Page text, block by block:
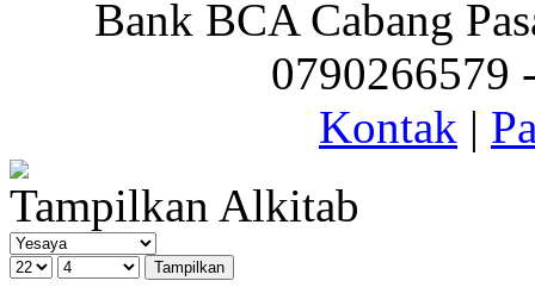
Bank BCA Cabang
0790266579
Kontak |
Tampilkan Alkitab